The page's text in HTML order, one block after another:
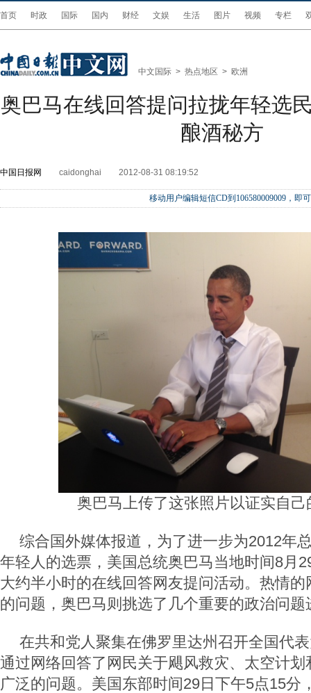
首页 时政 国际 国内 财经 文娱 生活 图片 视频 专栏
中文国际 > 热点地区 > 欧洲
奥巴马在线回答提问拉拢年轻选
酿酒秘方
中国日报网 caidonghai 2012-08-31 08:19:52
移动用户编辑短信CD到106580009009，即
奥巴马上传了这张照片以证实自己
综合国外媒体报道，为了进一步为2012年
年轻人的选票，美国总统奥巴马当地时间8月
大约半小时的在线回答网友提问活动。热情
的问题，奥巴马则挑选了几个重要的政治问题
在共和党人聚集在佛罗里达州召开全国代
通过网络回答了网民关于飓风救灾、太空计
广泛的问题。美国东部时间29日下午5点15分